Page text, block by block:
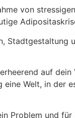
von
auf
Welt, in der
Problem und für